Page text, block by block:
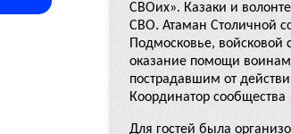
СВОих». Казаки и
СВО. Атаман Столичной
Подмосковье, войсковой
оказание помощи
пострадавшим от
Координатор
Для гостей была